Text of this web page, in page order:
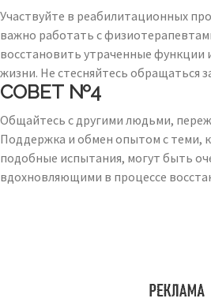
Участвуйте в реабилитационных
важно работать с
восстановить утраченные функции
жизни. Не стесняйтесь обращаться
СОВЕТ №4
Общайтесь с другими людьми,
Поддержка и обмен опытом с теми,
подобные испытания, могут быть
вдохновляющими в процессе